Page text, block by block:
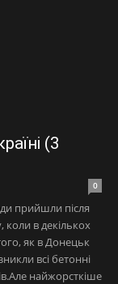
(3
0
прийшли після
коли в декількох
як в Донецьк
всі бетонні
найжорсткіше